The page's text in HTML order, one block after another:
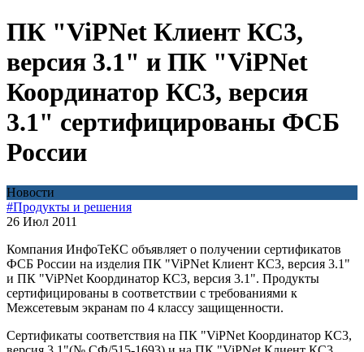
ПК "ViPNet Клиент КС3,
версия 3.1" и ПК "ViPNet
Координатор КС3, версия
3.1" сертифицированы ФСБ
России
Новости
#Продукты и решения
26 Июл 2011
Компания ИнфоТеКС объявляет о получении сертификатов
ФСБ России на изделия ПК "ViPNet Клиент КС3, версия 3.1"
и ПК "ViPNet Координатор КС3, версия 3.1". Продукты
сертифицированы в соответствии с требованиями к
Межсетевым экранам по 4 классу защищенности.
Сертификаты соответствия на ПК "ViPNet Координатор КС3,